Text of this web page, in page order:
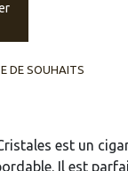
DE SOUHAITS
est un
Il est